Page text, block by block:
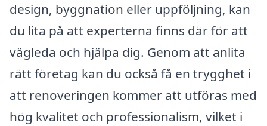
design, byggnation eller uppföljning, kan
du lita på att experterna finns där för att
vägleda och hjälpa dig. Genom att anlita
rätt företag kan du också få en trygghet i
att renoveringen kommer att utföras med
hög kvalitet och professionalism, vilket i